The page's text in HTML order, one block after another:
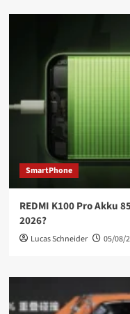
SmartPhone
REDMI K100 Pro Akku
2026?
Lucas Schneider 05/08/